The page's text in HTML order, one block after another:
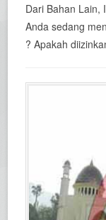
Dari Bahan Lain,
Anda sedang
? Apakah